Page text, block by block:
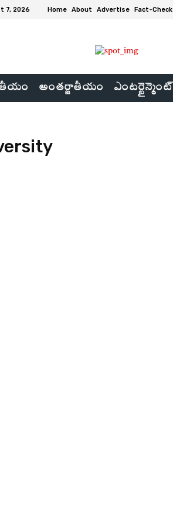
7, 2026 Home About Advertise Fact-Check
అంతర్జాతీయం ఎంటర్టైన్మెంట్